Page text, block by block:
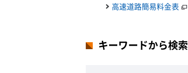
高速道路簡易料金表
キーワードから検索